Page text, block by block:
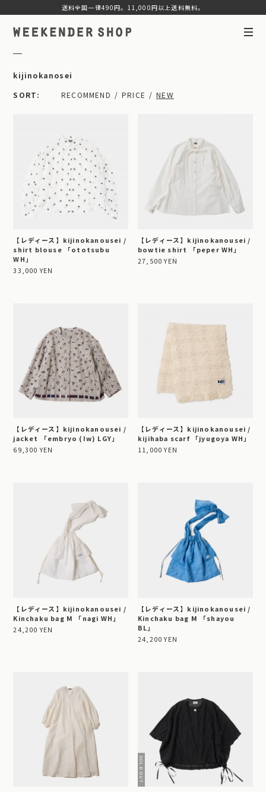
kijinokanosei
SORT
RECOMMEND PRICE NEW
【レディース】kijinokanousei /
shirt blouse 「ototsubu
WH」
33,000 YEN
【レディース】kijinokanousei /
bowtie shirt 「peper WH」
27,500 YEN
【レディース】kijinokanousei /
jacket 「embryo (Iw) LGY」
69,300 YEN
【レディース】kijinokanousei /
kijihaba scarf 「jyugoya WH」
11,000 YEN
【レディース】kijinokanousei /
Kinchaku bag M 「nagi WH」
24,200 YEN
【レディース】kijinokanousei /
Kinchaku bag M 「shayou
BL」
24,200 YEN
送料全国一律490円。11,000円以上送料無料。